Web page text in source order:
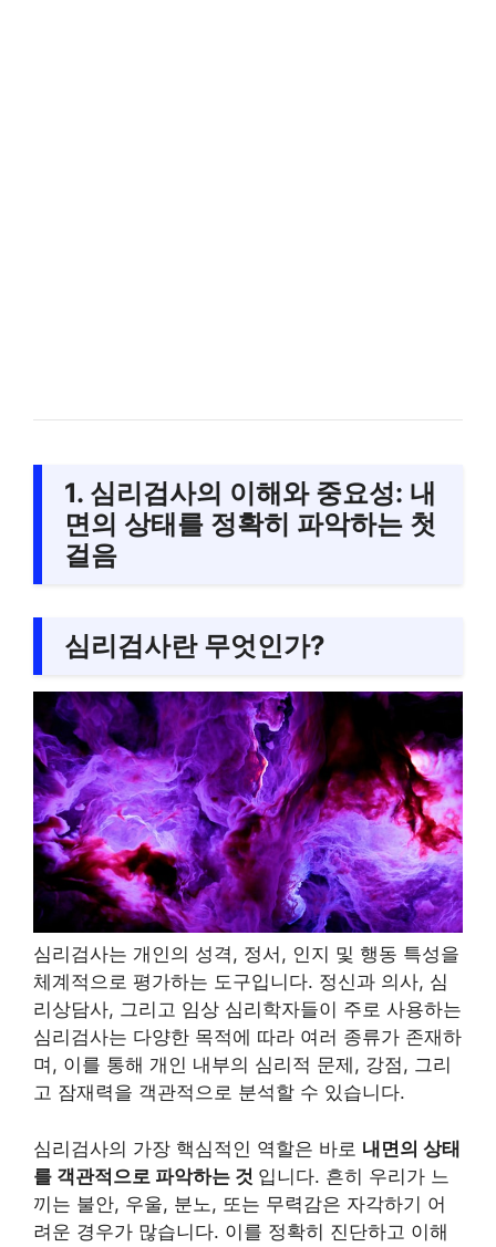
1. 심리검사의 이해와 중요성: 내
면의 상태를 정확히 파악하는 첫
걸음
심리검사란 무엇인가?
심리검사는 개인의 성격, 정서, 인지 및 행동 특성을
체계적으로 평가하는 도구입니다. 정신과 의사, 심
리상담사, 그리고 임상 심리학자들이 주로 사용하는
심리검사는 다양한 목적에 따라 여러 종류가 존재하
며, 이를 통해 개인 내부의 심리적 문제, 강점, 그리
고 잠재력을 객관적으로 분석할 수 있습니다.
심리검사의 가장 핵심적인 역할은 바로 내면의 상태
를 객관적으로 파악하는 것 입니다. 흔히 우리가 느
끼는 불안, 우울, 분노, 또는 무력감은 자각하기 어
려운 경우가 많습니다. 이를 정확히 진단하고 이해